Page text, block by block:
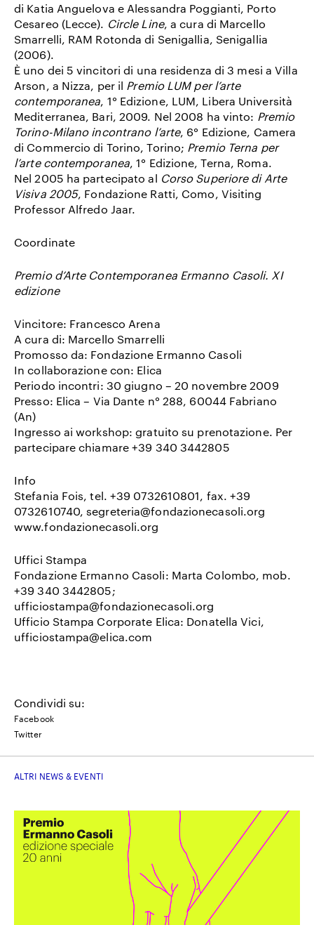
di Katia Anguelova e Alessandra Poggianti, Porto
Cesareo (Lecce). Circle Line, a cura di Marcello
Smarrelli, RAM Rotonda di Senigallia, Senigallia
(2006).
È uno dei 5 vincitori di una residenza di 3 mesi a Villa
Arson, a Nizza, per il Premio LUM per l’arte
contemporanea, 1° Edizione, LUM, Libera Università
Mediterranea, Bari, 2009. Nel 2008 ha vinto: Premio
Torino-Milano incontrano l’arte, 6° Edizione, Camera
di Commercio di Torino, Torino; Premio Terna per
l’arte contemporanea, 1° Edizione, Terna, Roma.
Nel 2005 ha partecipato al Corso Superiore di Arte
Visiva 2005, Fondazione Ratti, Como, Visiting
Professor Alfredo Jaar.
Coordinate
Premio d’Arte Contemporanea Ermanno Casoli. XI
edizione
Vincitore: Francesco Arena
A cura di: Marcello Smarrelli
Promosso da: Fondazione Ermanno Casoli
In collaborazione con: Elica
Periodo incontri: 30 giugno – 20 novembre 2009
Presso: Elica – Via Dante n° 288, 60044 Fabriano
(An)
Ingresso ai workshop: gratuito su prenotazione. Per
partecipare chiamare +39 340 3442805
Info
Stefania Fois, tel. +39 0732610801, fax. +39
0732610740, segreteria@fondazionecasoli.org
www.fondazionecasoli.org
Uffici Stampa
Fondazione Ermanno Casoli: Marta Colombo, mob.
+39 340 3442805;
ufficiostampa@fondazionecasoli.org
Ufficio Stampa Corporate Elica: Donatella Vici,
ufficiostampa@elica.com
Condividi su:
Facebook
Twitter
ALTRI NEWS & EVENTI